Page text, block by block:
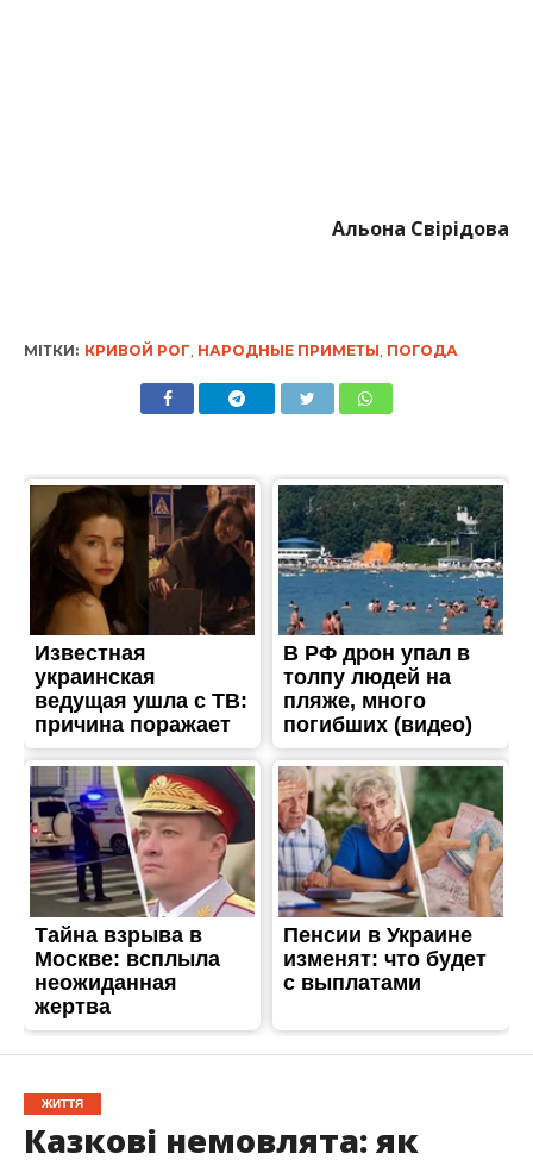
Альона Свірідова
МІТКИ: КРИВОЙ РОГ НАРОДНЫЕ ПРИМЕТЫ ПОГОДА
ЖИТТЯ
Казкові немовлята: як